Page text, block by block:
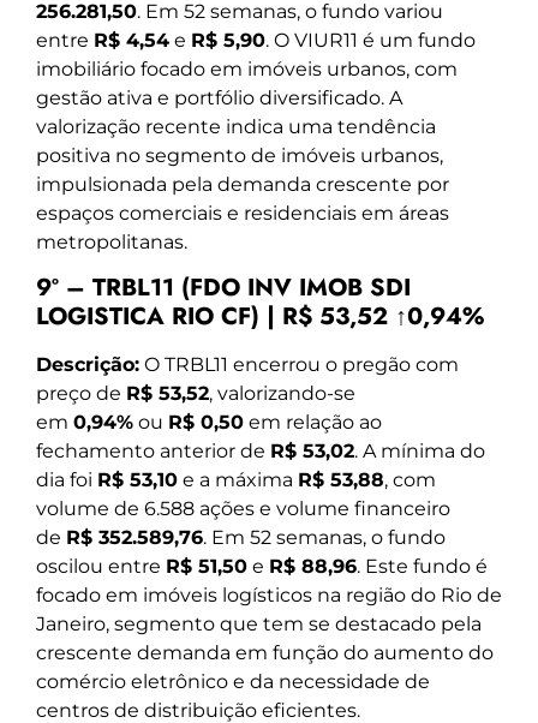
256.281,50. Em 52 semanas, o fundo variou
entre R$ 4,54 e R$ 5,90. O VIUR11 é um fundo
imobiliário focado em imóveis urbanos, com
gestão ativa e portfólio diversificado. A
valorização recente indica uma tendência
positiva no segmento de imóveis urbanos,
impulsionada pela demanda crescente por
espaços comerciais e residenciais em áreas
metropolitanas.
9º – TRBL11 (FDO INV IMOB SDI
LOGISTICA RIO CF) | R$ 53,52 ↑0,94%
Descrição: O TRBL11 encerrou o pregão com
preço de R$ 53,52, valorizando-se
em 0,94% ou R$ 0,50 em relação ao
fechamento anterior de R$ 53,02. A mínima do
dia foi R$ 53,10 e a máxima R$ 53,88, com
volume de 6.588 ações e volume financeiro
de R$ 352.589,76. Em 52 semanas, o fundo
oscilou entre R$ 51,50 e R$ 88,96. Este fundo é
focado em imóveis logísticos na região do Rio de
Janeiro, segmento que tem se destacado pela
crescente demanda em função do aumento do
comércio eletrônico e da necessidade de
centros de distribuição eficientes.